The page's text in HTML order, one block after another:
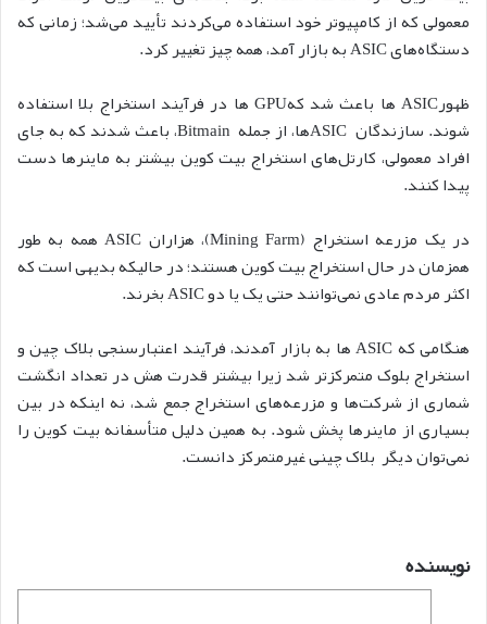
معمولی که از کامپیوتر خود استفاده می‌کردند تأیید می‌شد؛ زمانی که
دستگاه‌های ASIC به بازار آمد، همه چیز تغییر کرد.
ظهورASIC ها باعث شد کهGPU ها در فرآیند استخراج بلا استفاده
شوند. سازندگان ASICها، از جمله Bitmain، باعث شدند که به جای
افراد معمولی، کارتل‌های استخراج بیت کوین بیشتر به ماینرها دست
پیدا کنند.
در یک مزرعه استخراج (Mining Farm)، هزاران ASIC همه به طور
همزمان در حال استخراج بیت کوین هستند؛ در حالیکه بدیهی است که
اکثر مردم عادی نمی‌توانند حتی یک یا دو ASIC بخرند.
هنگامی که ASIC ها به بازار آمدند، فرآیند اعتبارسنجی بلاک چین و
استخراج بلوک متمرکزتر شد زیرا بیشتر قدرت هش در تعداد انگشت
شماری از شرکت‌ها و مزرعه‌های استخراج جمع شد، نه اینکه در بین
بسیاری از ماینرها پخش شود. به همین دلیل متأسفانه بیت کوین را
نمی‌توان دیگر بلاک چینی غیرمتمرکز دانست.
نویسنده